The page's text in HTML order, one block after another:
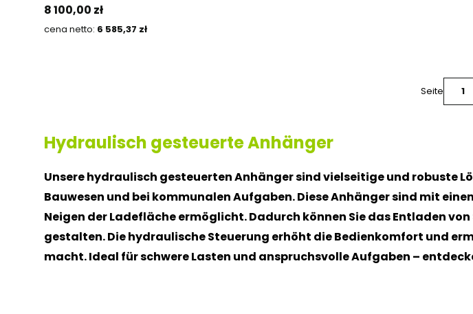
Preis
8 100,00 zł
Preis
6 585,37 zł
Seite
Hydraulisch gesteuerte Anhänger
Unsere hydraulisch gesteuerten Anhänger sind vielseitige und robuste
Bauwesen und bei kommunalen Aufgaben. Diese Anhänger sind mit
Neigen der Ladefläche ermöglicht. Dadurch können Sie das Entladen
gestalten. Die hydraulische Steuerung erhöht die Bedienkomfort und
macht. Ideal für schwere Lasten und anspruchsvolle Aufgaben –